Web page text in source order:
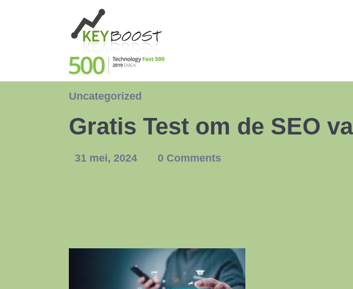
Uncategorized
Gratis Test om de SEO
31 mei, 2024 0 Comments